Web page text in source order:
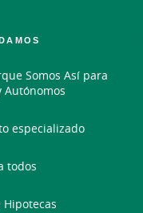
Somos Así para
Autónomos
especializado
todos